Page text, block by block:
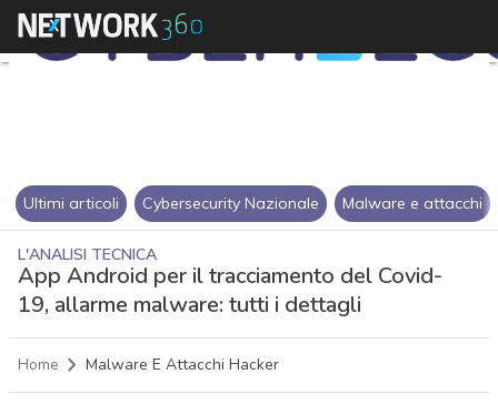
Ultimi articoli Cybersecurity Nazionale Malware e attacchi
L'ANALISI TECNICA
App Android per il tracciamento del Covid-
19, allarme malware: tutti i dettagli
Home Malware E Attacchi Hacker